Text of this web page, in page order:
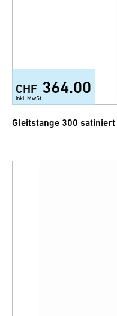
CHF 364.00
inkl. MwSt.
Gleitstange 300 satiniert